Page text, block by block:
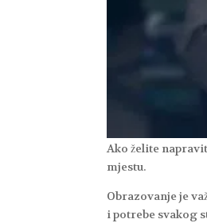
Ako želite
mjestu.
Obrazovanje je
i potrebe svakog